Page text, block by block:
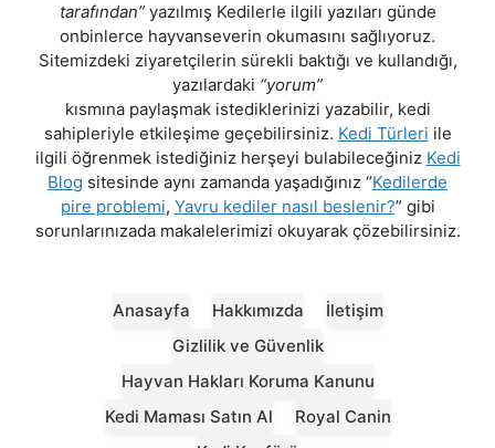
tarafından”yazılmış Kedilerle ilgili yazıları günde
onbinlerce hayvanseverin okumasını sağlıyoruz.
Sitemizdeki ziyaretçilerin sürekli baktığı ve kullandığı,
yazılardaki “yorum”
kısmına paylaşmak istediklerinizi yazabilir, kedi
sahipleriyle etkileşime geçebilirsiniz. Kedi Türleri ile
ilgili öğrenmek istediğiniz herşeyi bulabileceğiniz Kedi
Blog sitesinde aynı zamanda yaşadığınız “Kedilerde
pire problemi, Yavru kediler nasıl beslenir?” gibi
sorunlarınızada makalelerimizi okuyarak çözebilirsiniz.
Anasayfa Hakkımızda
İletişim
Gizlilik ve Güvenlik
Hayvan Hakları Koruma Kanunu
Kedi Maması Satın Al
Royal Canin